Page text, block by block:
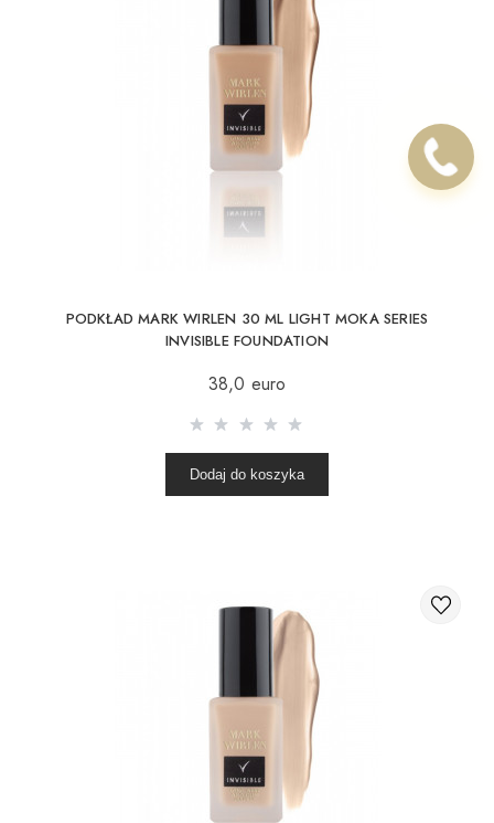
PODKŁAD MARK WIRLEN 30 ML LIGHT MOKA SERIES
INVISIBLE FOUNDATION
38,0 euro
Dodaj do koszyka